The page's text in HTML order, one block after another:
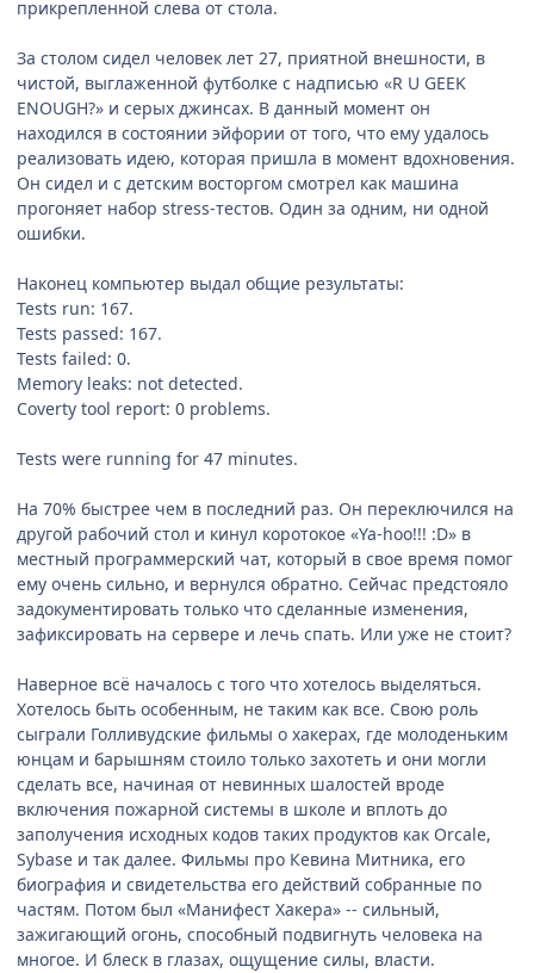
прикрепленной слева от стола.
За столом сидел человек лет 27, приятной внешности, в
чистой, выглаженной футболке с надписью «R U GEEK
ENOUGH?» и серых джинсах. В данный момент он
находился в состоянии эйфории от того, что ему удалось
реализовать идею, которая пришла в момент вдохновения.
Он сидел и с детским восторгом смотрел как машина
прогоняет набор stress-тестов. Один за одним, ни одной
ошибки.
Наконец компьютер выдал общие результаты:
Tests run: 167.
Tests passed: 167.
Tests failed: 0.
Memory leaks: not detected.
Coverty tool report: 0 problems.
Tests were running for 47 minutes.
На 70% быстрее чем в последний раз. Он переключился на
другой рабочий стол и кинул коротокое «Ya-hoo!!! :D» в
местный программерский чат, который в свое время помог
ему очень сильно, и вернулся обратно. Сейчас предстояло
задокументировать только что сделанные изменения,
зафиксировать на сервере и лечь спать. Или уже не стоит?
Наверное всё началось с того что хотелось выделяться.
Хотелось быть особенным, не таким как все. Свою роль
сыграли Голливудские фильмы о хакерах, где молоденьким
юнцам и барышням стоило только захотеть и они могли
сделать все, начиная от невинных шалостей вроде
включения пожарной системы в школе и вплоть до
заполучения исходных кодов таких продуктов как Orcale,
Sybase и так далее. Фильмы про Кевина Митника, его
биография и свидетельства его действий собранные по
частям. Потом был «Манифест Хакера» -- сильный,
зажигающий огонь, способный подвигнуть человека на
многое. И блеск в глазах, ощущение силы, власти.